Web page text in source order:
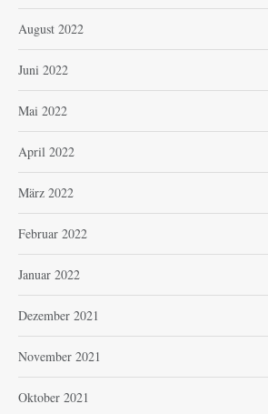
August 2022
Juni 2022
Mai 2022
April 2022
März 2022
Februar 2022
Januar 2022
Dezember 2021
November 2021
Oktober 2021